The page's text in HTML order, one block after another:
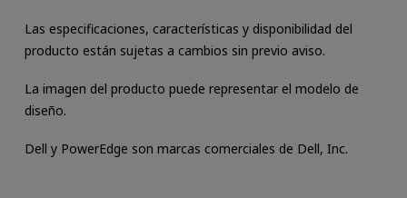
Las especificaciones, características y disponibilidad del
producto están sujetas a cambios sin previo aviso.
La imagen del producto puede representar el modelo de
diseño.
Dell y PowerEdge son marcas comerciales de Dell, Inc.